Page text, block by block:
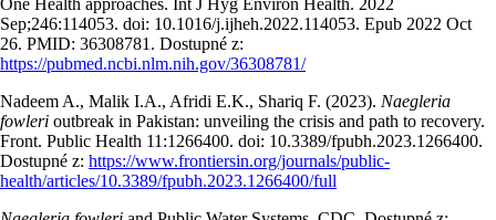
One Health approaches. Int J Hyg Environ Health. 2022
Sep;246:114053. doi: 10.1016/j.ijheh.2022.114053. Epub 2022 Oct
26. PMID: 36308781. Dostupné z:
https://pubmed.ncbi.nlm.nih.gov/36308781/
Nadeem A., Malik I.A., Afridi E.K., Shariq F. (2023). Naegleria
fowleri outbreak in Pakistan: unveiling the crisis and path to recovery.
Front. Public Health 11:1266400. doi: 10.3389/fpubh.2023.1266400.
Dostupné z: https://www.frontiersin.org/journals/public-
health/articles/10.3389/fpubh.2023.1266400/full